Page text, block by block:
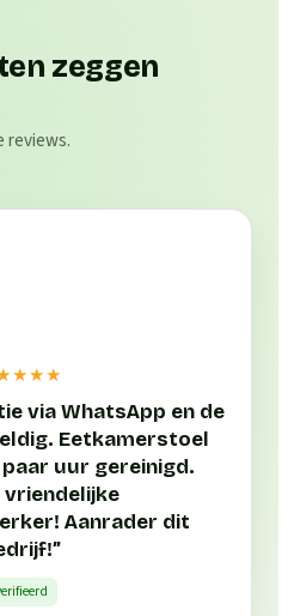
zeggen
reviews.
via WhatsApp en de
Eetkamerstoel
uur gereinigd.
vriendelijke
Aanrader dit
”